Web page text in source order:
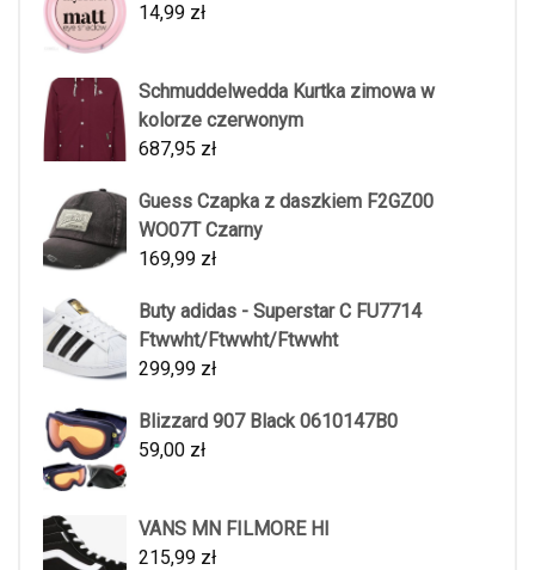
14,99 zł
Schmuddelwedda Kurtka zimowa w
kolorze czerwonym
687,95 zł
Guess Czapka z daszkiem F2GZ00
WO07T Czarny
169,99 zł
Buty adidas - Superstar C FU7714
Ftwwht/Ftwwht/Ftwwht
299,99 zł
Blizzard 907 Black 0610147B0
59,00 zł
VANS MN FILMORE HI
215,99 zł